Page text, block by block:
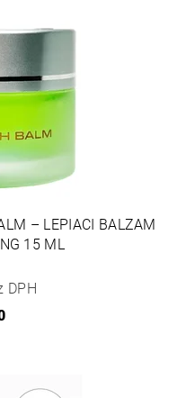
– LEPIACI BALZAM
15 ML
DPH